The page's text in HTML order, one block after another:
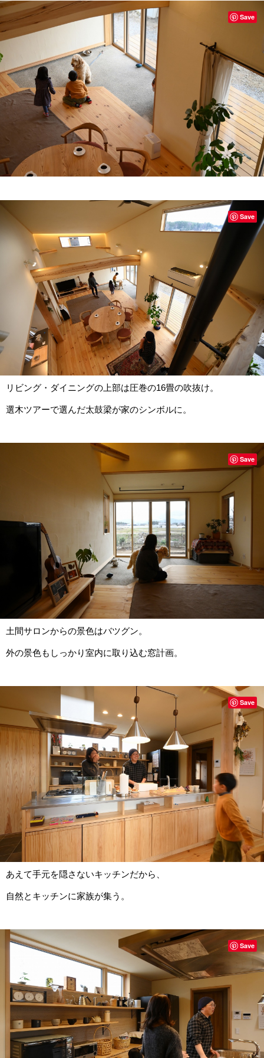
Save
リビング・ダイニングの上部は圧巻の16畳の吹抜け。
選木ツアーで選んだ太鼓梁が家のシンボルに。
Save
土間サロンからの景色はバツグン。
外の景色もしっかり室内に取り込む窓計画。
Save
あえて手元を隠さないキッチンだから、
自然とキッチンに家族が集う。
Save
Save